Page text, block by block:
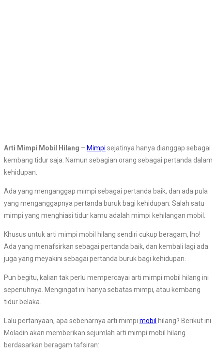
Arti Mimpi Mobil Hilang – Mimpi sejatinya hanya dianggap sebagai
kembang tidur saja. Namun sebagian orang sebagai pertanda dalam
kehidupan.
Ada yang menganggap mimpi sebagai pertanda baik, dan ada pula
yang menganggapnya pertanda buruk bagi kehidupan. Salah satu
mimpi yang menghiasi tidur kamu adalah mimpi kehilangan mobil.
Khusus untuk arti mimpi mobil hilang sendiri cukup beragam, lho!
Ada yang menafsirkan sebagai pertanda baik, dan kembali lagi ada
juga yang meyakini sebagai pertanda buruk bagi kehidupan.
Pun begitu, kalian tak perlu mempercayai arti mimpi mobil hilang ini
sepenuhnya. Mengingat ini hanya sebatas mimpi, atau kembang
tidur belaka.
Lalu pertanyaan, apa sebenarnya arti mimpi mobil hilang? Berikut ini
Moladin akan memberikan sejumlah arti mimpi mobil hilang
berdasarkan beragam tafsiran: